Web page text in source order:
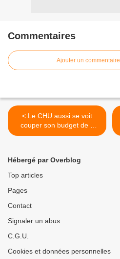
Commentaires
Ajouter un commentaire
< Le CHU aussi se voit
couper son budget de 7
milliards
Hébergé par Overblog
Top articles
Pages
Contact
Signaler un abus
C.G.U.
Cookies et données personnelles